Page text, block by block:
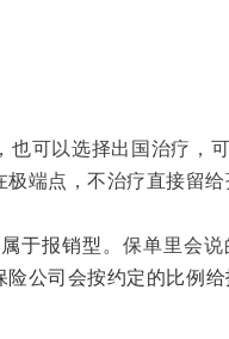
可以选择出国治疗，
端点，不治疗直接留给
于报销型。保单里会
险公司会按约定的比例给